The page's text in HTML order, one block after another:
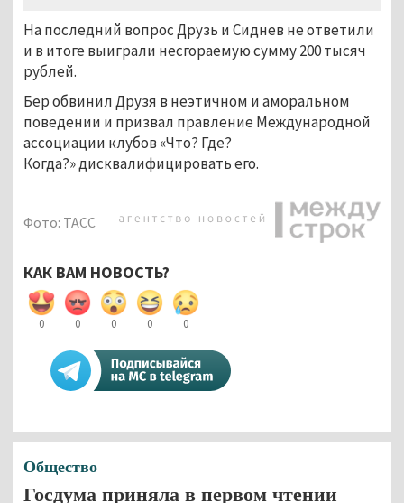
На последний вопрос Друзь и Сиднев не ответили
и в итоге выиграли несгораемую сумму 200 тысяч
рублей.
Бер обвинил Друзя в неэтичном и аморальном
поведении и призвал правление Международной
ассоциации клубов «Что? Где?
Когда?» дисквалифицировать его.
Фото: ТАСС
КАК ВАМ НОВОСТЬ?
0 0 0 0 0
Общество
Госдума приняла в первом чтении